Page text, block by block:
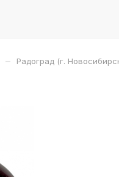
– Радоград (г.